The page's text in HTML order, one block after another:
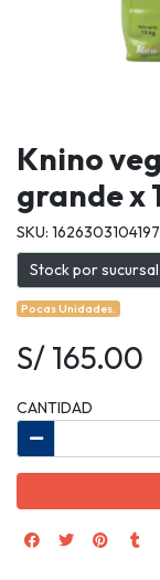
Knino
grande x
SKU: 1626303104197
Stock por sucursal
Pocas Unidades.
S/ 165.00
CANTIDAD